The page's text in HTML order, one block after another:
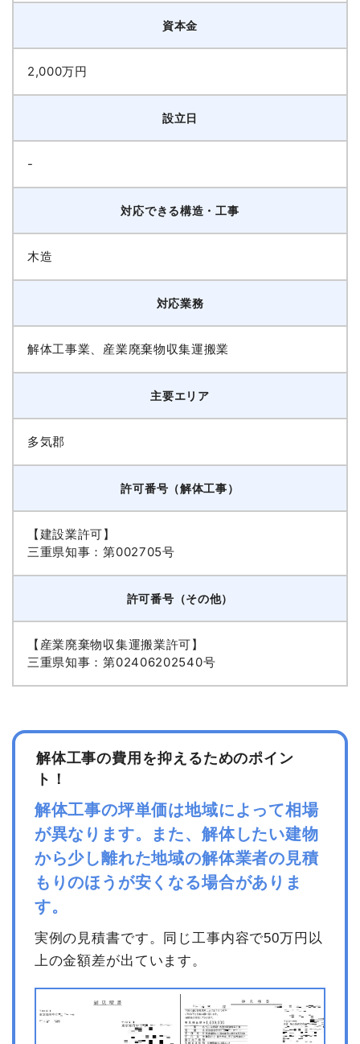
資本金
2,000万円
設立日
-
対応できる構造・工事
木造
対応業務
解体工事業、産業廃棄物収集運搬業
主要エリア
多気郡
許可番号（解体工事）
【建設業許可】
三重県知事：第002705号
許可番号（その他）
【産業廃棄物収集運搬業許可】
三重県知事：第02406202540号
解体工事の費用を抑えるためのポイン
ト！
解体工事の坪単価は地域によって相場
が異なります。また、解体したい建物
から少し離れた地域の解体業者の見積
もりのほうが安くなる場合がありま
す。
実例の見積書です。同じ工事内容で50万円以
上の金額差が出ています。